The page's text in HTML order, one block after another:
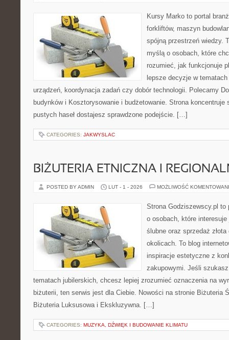
Kursy Marko to portal
forkliftów, maszyn
spójną przestrzeń wiedzy.
myślą o osobach, które
rozumieć, jak funkcjonuje
lepsze decyzje w
urządzeń, koordynacja zadań czy dobór technologii. Polecamy
budynków i Kosztorysowanie i budżetowanie. Strona
pustych haseł dostajesz sprawdzone podejście. […]
CATEGORIES: JAKWYSLAC
BIŻUTERIA ETNICZNA I
POSTED BY ADMIN LUT - 1 - 2026 MOŻLIWOŚĆ
Strona Godziszewscy.pl
o osobach, które
ślubne oraz sprzedaż
okolicach. To blog
inspiracje estetyczne z
zakupowymi. Jeśli
tematach jubilerskich, chcesz lepiej zrozumieć oznaczenia na
biżuterii, ten serwis jest dla Ciebie. Nowości na stronie Biżuteria
Biżuteria Luksusowa i Ekskluzywna. […]
CATEGORIES: MUZYKA, DŹWIĘK I BUDOWANIE KLIMATU